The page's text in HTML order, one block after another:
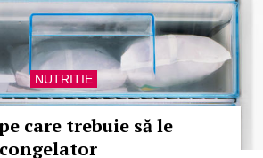
NUTRITIE
care trebuie să le